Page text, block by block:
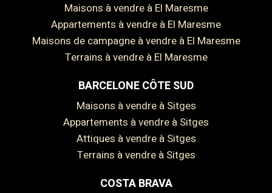
Maisons à vendre à El Maresme
Appartements à vendre à El Maresme
Maisons de campagne à vendre à El Maresme
Terrains à vendre à El Maresme
BARCELONE CÔTE SUD
Maisons à vendre à Sitges
Appartements à vendre à Sitges
Attiques à vendre à Sitges
Terrains à vendre à Sitges
COSTA BRAVA